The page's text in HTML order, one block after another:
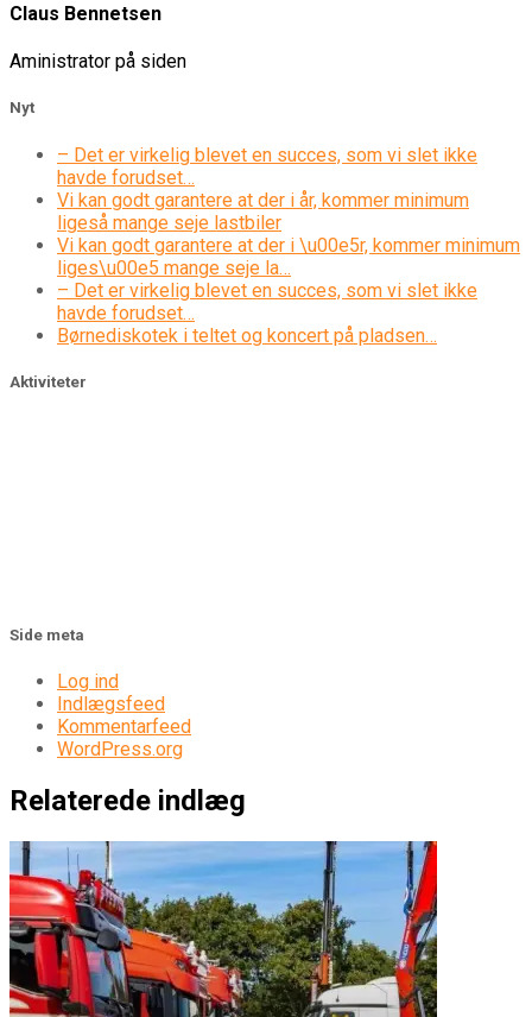
Claus Bennetsen
Aministrator på siden
Nyt
– Det er virkelig blevet en succes, som vi slet ikke
havde forudset…
Vi kan godt garantere at der i år, kommer minimum
ligeså mange seje lastbiler
Vi kan godt garantere at der i \u00e5r, kommer minimum
liges\u00e5 mange seje la…
– Det er virkelig blevet en succes, som vi slet ikke
havde forudset…
Børnediskotek i teltet og koncert på pladsen…
Aktiviteter
Side meta
Log ind
Indlægsfeed
Kommentarfeed
WordPress.org
Relaterede indlæg